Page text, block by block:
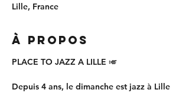
Lille, France
À propos
PLACE TO JAZZ A LILLE 🎺
Depuis 4 ans, le dimanche est jazz à Lille